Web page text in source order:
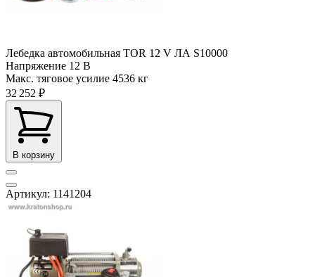
Лебедка автомобильная TOR 12 V ЛА S10000
Напряжение 12 В
Макс. тяговое усилие 4536 кг
32 252 ₽
В корзину
Артикул: 1141204